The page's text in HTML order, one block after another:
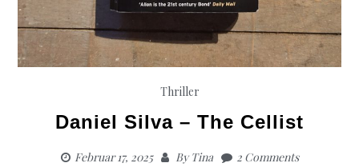
Thriller
Daniel Silva – The Cellist
Februar 17, 2025 ByTina 2 Comments